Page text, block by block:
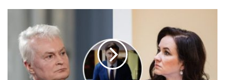
vienas
skaudus
smūgis